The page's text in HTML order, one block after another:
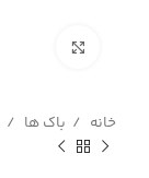
خانه باک ها